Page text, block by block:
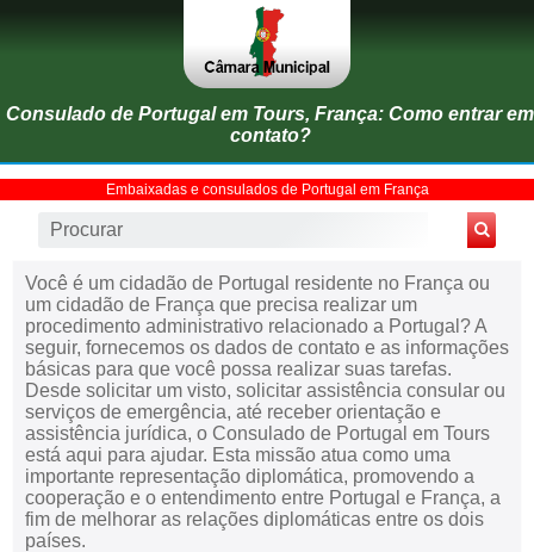
Consulado de Portugal em Tours, França: Como entrar em
contato?
Embaixadas e consulados de Portugal em França
Você é um cidadão de Portugal residente no França ou
um cidadão de França que precisa realizar um
procedimento administrativo relacionado a Portugal? A
seguir, fornecemos os dados de contato e as informações
básicas para que você possa realizar suas tarefas.
Desde solicitar um visto, solicitar assistência consular ou
serviços de emergência, até receber orientação e
assistência jurídica, o Consulado de Portugal em Tours
está aqui para ajudar. Esta missão atua como uma
importante representação diplomática, promovendo a
cooperação e o entendimento entre Portugal e França, a
fim de melhorar as relações diplomáticas entre os dois
países.